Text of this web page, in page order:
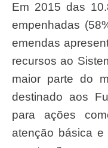
Em 2015 das 10.800 propostas, 6.255 foram
empenhadas
emendas
recursos ao
maior parte do
destinado aos
para ações
atenção básica e